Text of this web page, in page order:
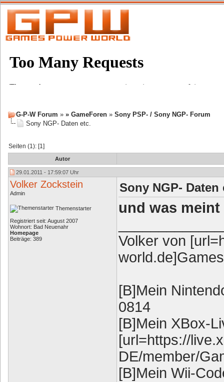
G-P-W Forum » » GameForen » Sony PSP- / Sony NGP- Forum
Sony NGP- Daten etc.
Seiten (1): [1]
Autor
29.01.2011 - 17:59:07 Uhr
Volker Zockstein
Admin
Themenstarter
Registriert seit: August 2007
Wohnort: Bad Neuenahr
Homepage
Beiträge: 389
Sony NGP- Daten
und was
Volker von
[B]Mein
0814
[B]Mein XBox-
[url=https://
DE/member/
[B]Mein Wii-